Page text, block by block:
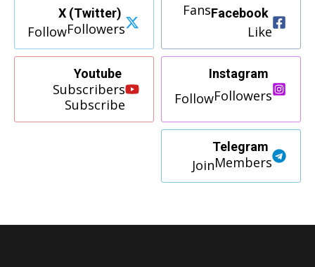
Facebook
Fans
Like
X (Twitter)
Followers
Follow
Instagram
Followers
Follow
Youtube
Subscribers
Subscribe
Telegram
Members
Join